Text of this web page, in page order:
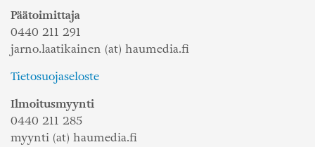
Päätoimittaja
0440 211 291
jarno.laatikainen (at) haumedia.fi
Tietosuojaseloste
Ilmoitusmyynti
0440 211 285
myynti (at) haumedia.fi